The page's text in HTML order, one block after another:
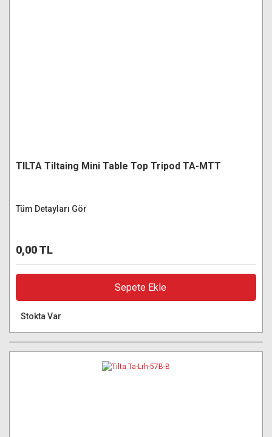
TILTA Tiltaing Mini Table Top Tripod TA-MTT
Tüm Detayları Gör
0,00 TL
Sepete Ekle
Stokta Var